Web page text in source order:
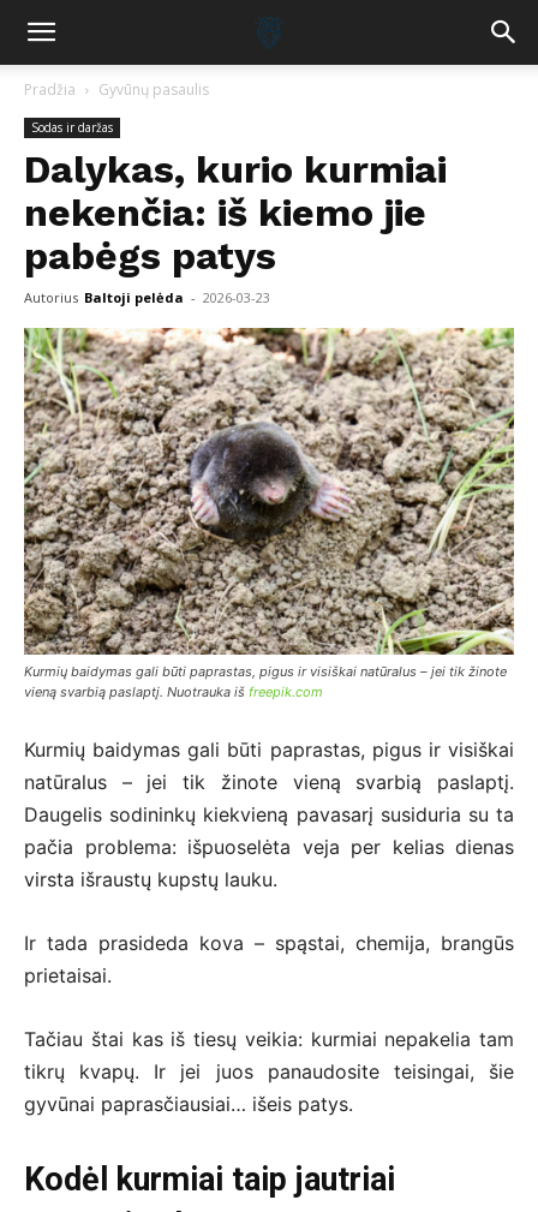
Pradžia Gyvūnų pasaulis
Sodas ir daržas
Dalykas, kurio kurmiai
nekenčia: iš kiemo jie
pabėgs patys
Autorius Baltoji pelėda - 2026-03-23
Kurmių baidymas gali būti paprastas, pigus ir visiškai natūralus – jei tik žinote
vieną svarbią paslaptį. Nuotrauka iš freepik.com
Kurmių baidymas gali būti paprastas, pigus ir visiškai
natūralus – jei tik žinote vieną svarbią paslaptį.
Daugelis sodininkų kiekvieną pavasarį susiduria su ta
pačia problema: išpuoselėta veja per kelias dienas
virsta išraustų kupstų lauku.
Ir tada prasideda kova – spąstai, chemija, brangūs
prietaisai.
Tačiau štai kas iš tiesų veikia: kurmiai nepakelia tam
tikrų kvapų. Ir jei juos panaudosite teisingai, šie
gyvūnai paprasčiausiai… išeis patys.
Kodėl kurmiai taip jautriai